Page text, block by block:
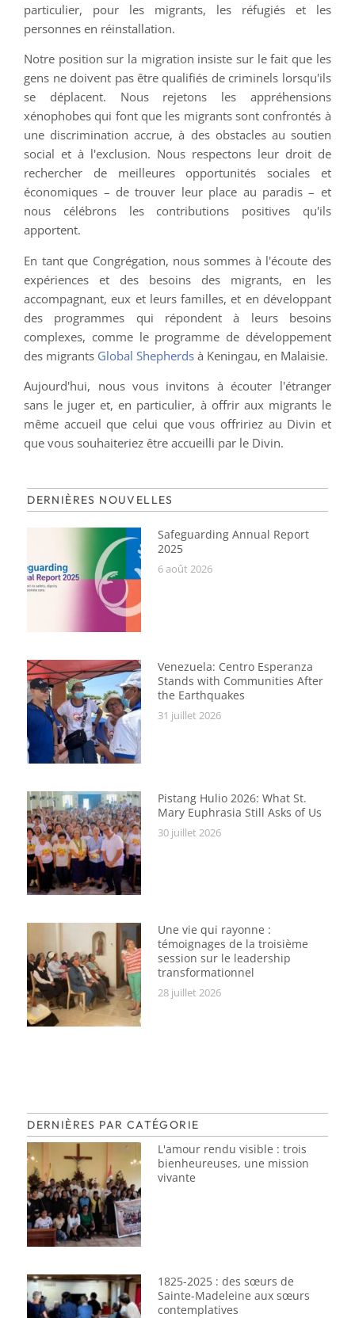
particulier, pour les migrants, les réfugiés et les
personnes en réinstallation.
Notre position sur la migration insiste sur le fait que les
gens ne doivent pas être qualifiés de criminels lorsqu'ils
se déplacent. Nous rejetons les appréhensions
xénophobes qui font que les migrants sont confrontés à
une discrimination accrue, à des obstacles au soutien
social et à l'exclusion. Nous respectons leur droit de
rechercher de meilleures opportunités sociales et
économiques – de trouver leur place au paradis – et
nous célébrons les contributions positives qu'ils
apportent.
En tant que Congrégation, nous sommes à l'écoute des
expériences et des besoins des migrants, en les
accompagnant, eux et leurs familles, et en développant
des programmes qui répondent à leurs besoins
complexes, comme le programme de développement
des migrants Global Shepherds à Keningau, en Malaisie.
Aujourd'hui, nous vous invitons à écouter l'étranger
sans le juger et, en particulier, à offrir aux migrants le
même accueil que celui que vous offririez au Divin et
que vous souhaiteriez être accueilli par le Divin.
DERNIÈRES NOUVELLES
Safeguarding Annual Report
2025
6 août 2026
Venezuela: Centro Esperanza
Stands with Communities After
the Earthquakes
31 juillet 2026
Pistang Hulio 2026: What St.
Mary Euphrasia Still Asks of Us
30 juillet 2026
Une vie qui rayonne :
témoignages de la troisième
session sur le leadership
transformationnel
28 juillet 2026
DERNIÈRES PAR CATÉGORIE
L'amour rendu visible : trois
bienheureuses, une mission
vivante
1825-2025 : des sœurs de
Sainte-Madeleine aux sœurs
contemplatives